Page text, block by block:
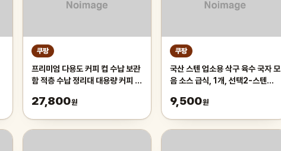
쿠팡
프리미엄 다용도 커피 컵 수납 보관
함 적층 수납 정리대 대용량 커피 트
27,800원
쿠팡
국산 스텐 업소용 삭구 육수 국자 모
음 소스 급식, 1개, 선택2-스텐파
9,500원